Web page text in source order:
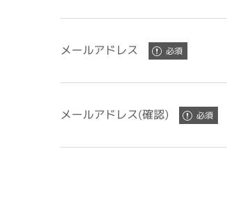
メールアドレス
メールアドレス(確認)